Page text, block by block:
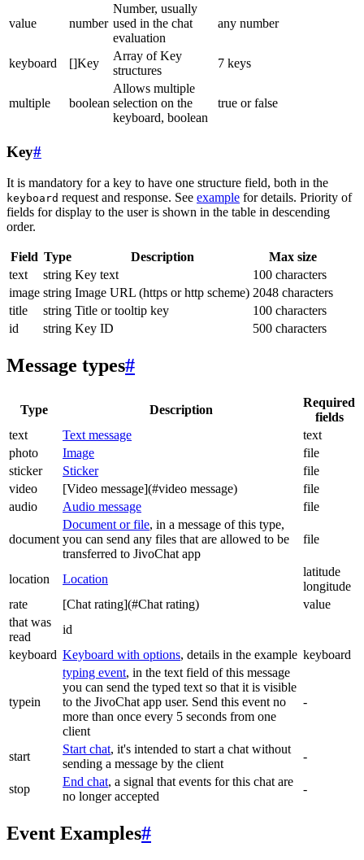
value number
Number, usually
used in the chat
evaluation
any number
keyboard []Key
Array of Key
structures
7 keys
multiple boolean
Allows multiple
selection on the
keyboard, boolean
true or false
Key#
It is mandatory for a key to have one structure field, both in the
keyboard request and response. See example for details. Priority of
fields for display to the user is shown in the table in descending
order.
Field Type Description
Max size
text
string Key text
100 characters
image string Image URL (https or http scheme) 2048 characters
title
string Title or tooltip key
100 characters
id
string Key ID 500 characters
Message types#
Type Description
Required
fields
text
Text message
text
photo
Image
file
sticker
Sticker
file
video
[Video message](#video message)
file
audio
Audio message file
document
Document or file, in a message of this type,
you can send any files that are allowed to be
transferred to JivoChat app
file
location Location
latitude
longitude
rate
[Chat rating](#Chat rating)
value
that was
read
id
keyboard Keyboard with options, details in the example keyboard
typein
typing event, in the text field of this message
you can send the typed text so that it is visible
to the JivoChat app user. Send this event no
more than once every 5 seconds from one
client
-
start
Start chat, it's intended to start a chat without
sending a message by the client
-
stop
End chat, a signal that events for this chat are
no longer accepted
-
Event Examples#